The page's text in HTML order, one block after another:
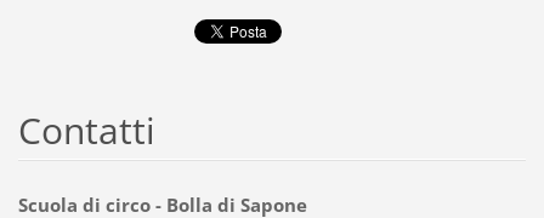
Contatti
Scuola di circo - Bolla di Sapone